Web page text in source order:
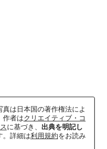
は日本国の著作権法によ
作者はクリエイティブ・コ
に基づき、 出典を明記し
。詳細は利用規約をお読み